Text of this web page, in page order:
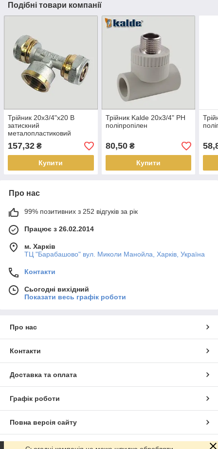
Подібні товари компанії
Трійник 20х3/4"х20 В
затискний
металопластиковий
157,32 ₴
Купити
Трійник Kalde 20х3/4" РН
поліпропілен
80,50₴
Купити
Про нас
99% позитивних з 252 відгуків за рік
Працює з 26.02.2014
м. Харків
ТЦ "Барабашово" вул. Миколи Манойла, Харків, Україна
Контакти
Сьогодні вихідний
Показати весь графік роботи
Про нас
Контакти
Доставка та оплата
Графік роботи
Повна версія сайту
Сайт створено на маркетплейсі Prom.ua